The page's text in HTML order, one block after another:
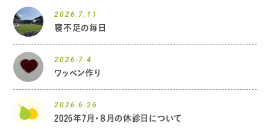
2026.7.11
寝不足の毎日
2026.7.4
ワッペン作り
2026.6.26
2026年7月・８月の休診日について